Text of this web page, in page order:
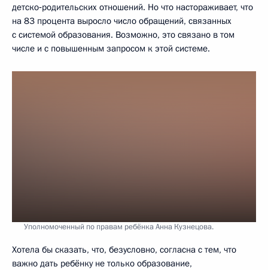
детско‑родительских отношений. Но что настораживает, что
на 83 процента выросло число обращений, связанных
с системой образования. Возможно, это связано в том
числе и с повышенным запросом к этой системе.
Уполномоченный по правам ребёнка Анна Кузнецова.
Хотела бы сказать, что, безусловно, согласна с тем, что
важно дать ребёнку не только образование,